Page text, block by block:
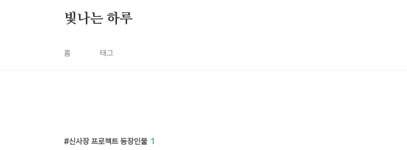
빛나는 하루
홈 태그
신사장 프로젝트 등장인물 1